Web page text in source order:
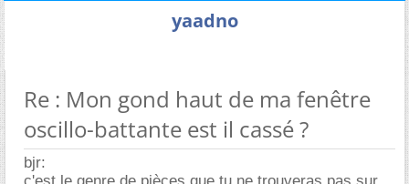
yaadno
Re : Mon gond haut de ma fenêtre
oscillo-battante est il cassé ?
bjr: